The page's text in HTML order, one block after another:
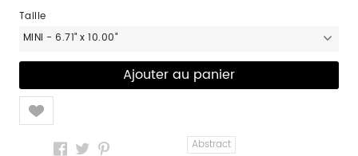
Taille
MINI - 6.71" x 10.00"
Like
Abstract